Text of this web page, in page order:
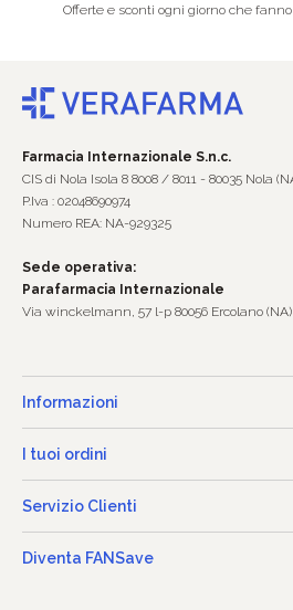
Offerte e sconti ogni giorno che
Farmacia Internazionale S.n.c.
CIS di Nola Isola 8 8008 / 8011 - 80035 Nola
P.Iva : 02048690974
Numero REA: NA-929325
Sede operativa:
Parafarmacia Internazionale
Via winckelmann, 57 l-p 80056 Ercolano (NA)
Informazioni
I tuoi ordini
Servizio Clienti
Diventa FANSave